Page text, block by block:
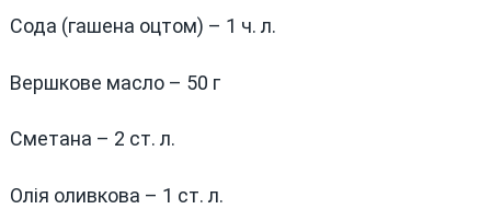
Сода (гашена оцтом) – 1 ч. л.
Вершкове масло – 50 г
Сметана – 2 ст. л.
Олія оливкова – 1 ст. л.